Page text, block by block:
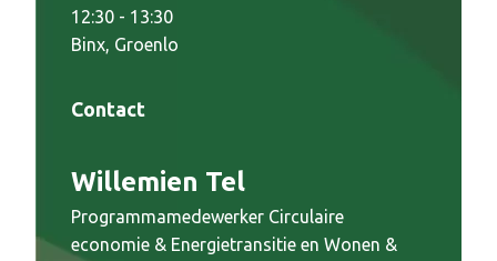
12:30 - 13:30
Binx, Groenlo
Contact
Willemien Tel
Programmamedewerker Circulaire
economie & Energietransitie en Wonen &